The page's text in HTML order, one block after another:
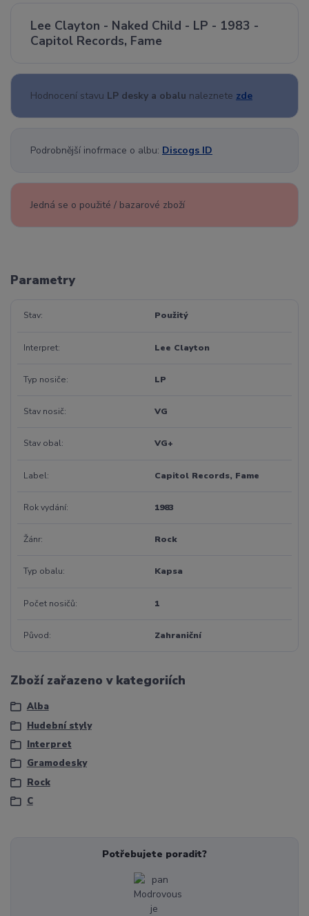
Lee Clayton - Naked Child - LP - 1983 -
Capitol Records, Fame
Hodnocení stavu LP desky a obalu naleznete zde
Podrobnější inofrmace o albu: Discogs ID
Jedná se o použité / bazarové zboží
Parametry
Stav Použitý
Interpret Lee Clayton
Typ nosiče LP
Stav nosič VG
Stav obal VG+
Label Capitol Records, Fame
Rok vydání 1983
Žánr Rock
Typ obalu Kapsa
Počet nosičů 1
Původ Zahraniční
Zboží zařazeno v kategoriích
Alba
Hudební styly
Interpret
Gramodesky
Rock
C
Potřebujete poradit?